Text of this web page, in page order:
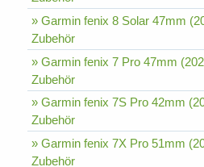
» Garmin fenix 8 Solar 47mm
Zubehör
» Garmin fenix 7 Pro 47mm
Zubehör
» Garmin fenix 7S Pro 42mm
Zubehör
» Garmin fenix 7X Pro 51mm
Zubehör